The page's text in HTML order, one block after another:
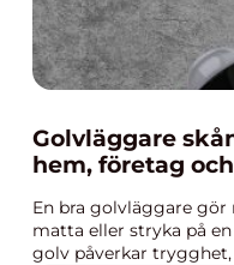
Golvläggare skåne hållbara
hem, företag
En bra golvläggare
matta eller stryka på
golv påverkar